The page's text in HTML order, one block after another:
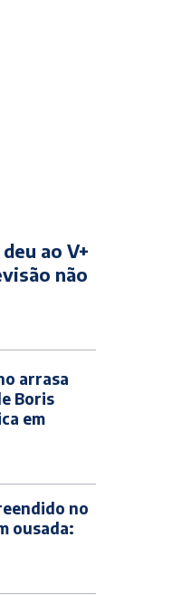
ao V+
não
arrasa
Boris
em
no
ousada: